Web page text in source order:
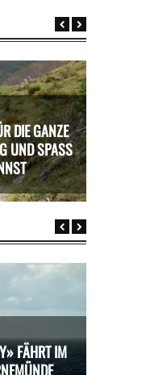
DIE GANZE
SPASS K
FÄHRT IM